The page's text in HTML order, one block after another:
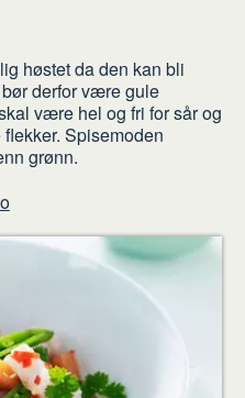
høstet da den kan bli
derfor være gule
være hel og fri for sår og
Spisemoden
grønn.